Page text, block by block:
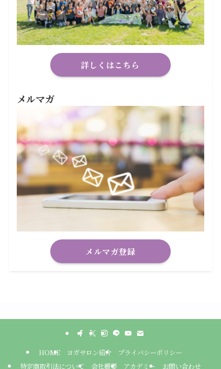
詳しくはこちら
メルマガ
メルマガ登録
HOME ヨガサロン紹介
プライバシーポリシー
特定商取引法について
会社概要 アカデミー お問い合わせ